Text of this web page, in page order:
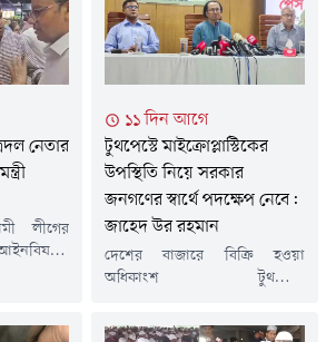
নেতার
লীগের
১১ দিন আগে
টুথপেস্টে মাইক্রোপ্লাস্টিকের
উপস্থিতি নিয়ে সরকার
জনগণের স্বার্থে পদক্ষেপ নেবে:
জাহেদ উর রহমান
দেশের বাজারে বিক্রি হওয়া
অধিকাংশ টুথপেস্টে
সরকার জনগণের স্বার্থে পদক্ষেপ